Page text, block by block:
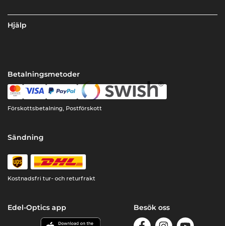
Hjälp
Betalningsmetoder
Förskottsbetalning, Postförskott
Sändning
Kostnadsfri tur- och returfrakt
Edel-Optics app Besök oss